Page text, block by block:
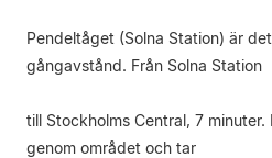
Pendeltåget (Solna Station) är
gångavstånd. Från Solna Station
till Stockholms Central, 7
genom området och tar